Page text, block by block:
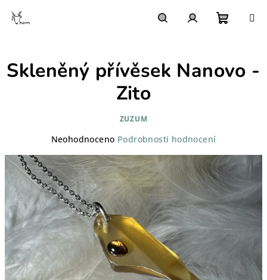
košík
Skleněný přívěsek Nanovo -
Zito
ZUZUM
Průměrné
produktu
je
0,0
z
5
hvězdiček.
Neohodnoceno Podrobnosti hodnocení